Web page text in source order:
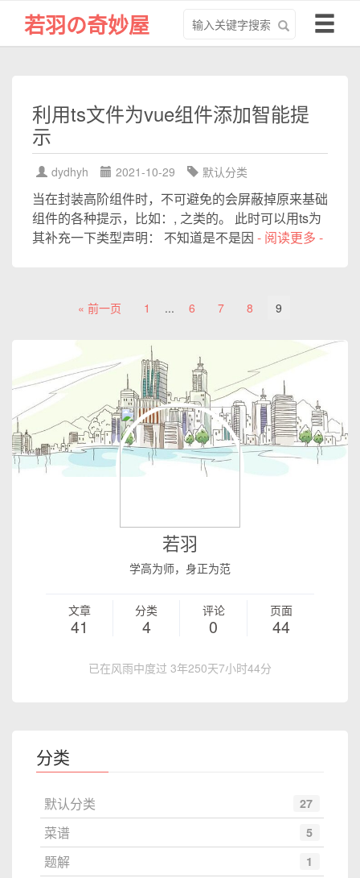
若羽の奇妙屋
关
导
航
切
利用ts文件为vue组件添加智能提
示
dydhyh 2021-10-29 默认分类
当在封装高阶组件时，不可避免的会屏蔽掉原来基础
组件的各种提示，比如：, 之类的。 此时可以用ts为
其补充一下类型声明： 不知道是不是因 - 阅读更多 -
« 前一页 1 ... 6 7 8 9
关于
若羽
学高为师，身正为范
文章
41
分类
4
评论
0
页面
44
已在风雨中度过 3年250天7小时44分
分类
默认分类 27
菜谱 5
题解 1